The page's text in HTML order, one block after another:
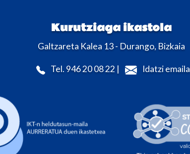
Kurutziaga ikastola
Galtzareta Kalea 13 - Durango, Bizkaia
Tel. 946 20 08 22 | Idatzi emaila